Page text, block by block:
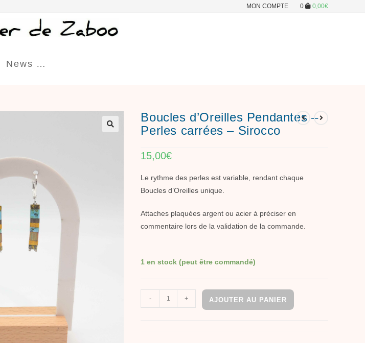
MON COMPTE 0 0,00€
News …
Boucles d’Oreilles Pendantes –
Perles carrées – Sirocco
15,00€
Le rythme des perles est variable, rendant chaque
Boucles d’Oreilles unique.
Attaches plaquées argent ou acier à préciser en
commentaire lors de la validation de la commande.
1 en stock (peut être commandé)
- + AJOUTER AU PANIER